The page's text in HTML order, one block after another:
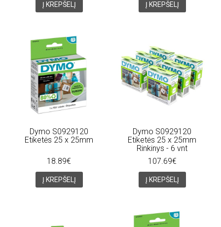
Į KREPŠELĮ Į KREPŠELĮ
Dymo S0929120
Etiketės 25 x 25mm
18.89€
Į KREPŠELĮ
Dymo S0929120
Etiketės 25 x 25mm
Rinkinys - 6 vnt
107.69€
Į KREPŠELĮ